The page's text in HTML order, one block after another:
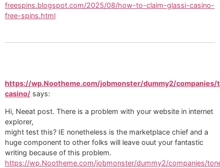
freespins.blogspot.com/2025/08/how-to-claim-glassi-casino-
free-spins.html
https://wp.Nootheme.com/jobmonster/dummy2/
casino/ says:
Hi, Neeat post. There is a problem with your website in internet
explorer,
might test this? IE nonetheless is the marketplace chief and a
huge component to other folks will leave ouut your fantastic
writing because of this problem.
https://wp.Nootheme.com/jobmonster/dummy2/companies/